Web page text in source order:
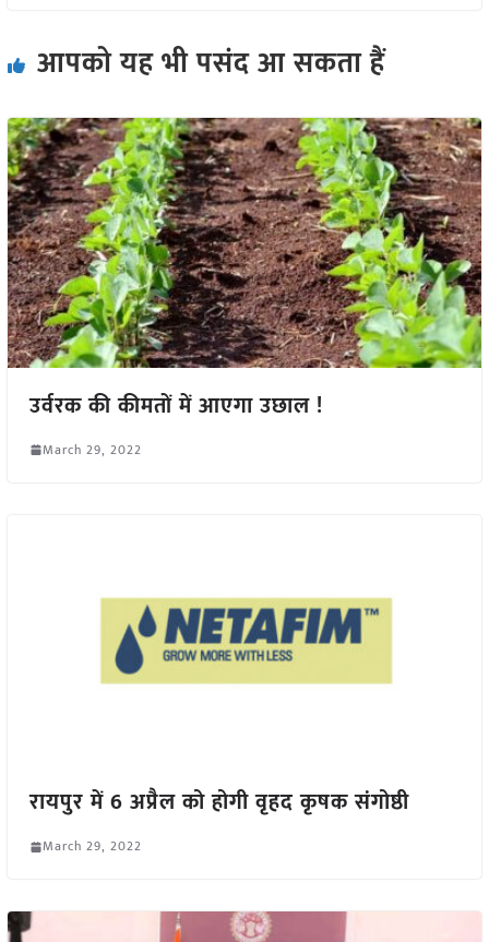
आपको यह भी पसंद आ सकता हैं
उर्वरक की कीमतों में आएगा उछाल !
March 29, 2022
रायपुर में 6 अप्रैल को होगी वृहद कृषक संगोष्ठी
March 29, 2022